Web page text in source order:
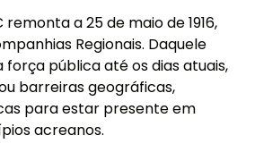
remonta a 25 de maio de 1916,
Regionais. Daquele
pública até os dias atuais,
barreiras geográficas,
para estar presente em
acreanos.